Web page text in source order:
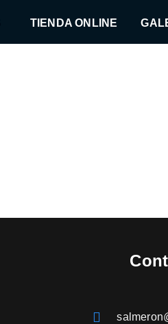
TIENDA ONLINE